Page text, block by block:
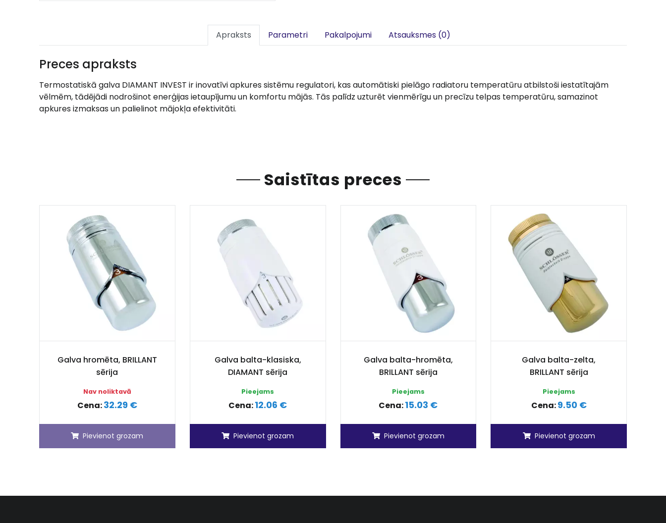
Apraksts Parametri Pakalpojumi Atsauksmes (0)
Preces apraksts
Termostatiskā galva DIAMANT INVEST ir inovatīvi apkures sistēmu regulatori, kas automātiski pielāgo radiatoru temperatūru atbilstoši iestatītajām
vēlmēm, tādējādi nodrošinot enerģijas ietaupījumu un komfortu mājās. Tās palīdz uzturēt vienmērīgu un precīzu telpas temperatūru, samazinot
apkures izmaksas un palielinot mājokļa efektivitāti.
Saistītas preces
Galva hromēta, BRILLANT
sērija
Nav noliktavā
Cena:32.29 €
Pievienot grozam
Galva balta-klasiska,
DIAMANT sērija
Pieejams
Cena:12.06 €
Pievienot grozam
Galva balta-hromēta,
BRILLANT sērija
Pieejams
Cena:15.03 €
Pievienot grozam
Galva balta-zelta,
BRILLANT sērija
Pieejams
Cena:9.50 €
Pievienot grozam